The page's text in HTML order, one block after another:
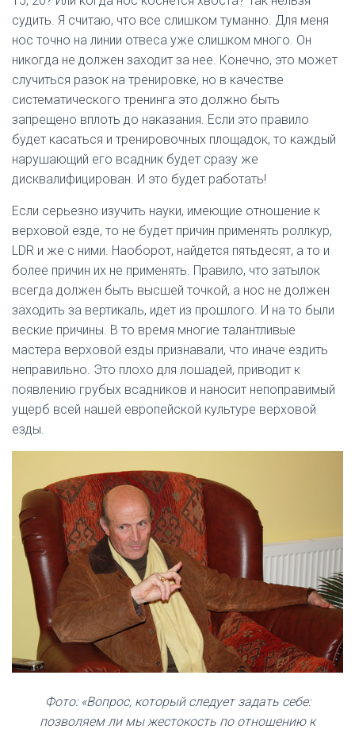
судить. Я считаю, что все слишком туманно. Для меня
нос точно на линии отвеса уже слишком много. Он
никогда не должен заходит за нее. Конечно, это может
случиться разок на тренировке, но в качестве
систематического тренинга это должно быть
запрещено вплоть до наказания. Если это правило
будет касаться и тренировочных площадок, то каждый
нарушающий его всадник будет сразу же
дисквалифицирован. И это будет работать!
Если серьезно изучить науки, имеющие отношение к
верховой езде, то не будет причин применять роллкур,
LDR и же с ними. Наоборот, найдется пятьдесят, а то и
более причин их не применять. Правило, что затылок
всегда должен быть высшей точкой, а нос не должен
заходить за вертикаль, идет из прошлого. И на то были
веские причины. В то время многие талантливые
мастера верховой езды признавали, что иначе ездить
неправильно. Это плохо для лошадей, приводит к
появлению грубых всадников и наносит непоправимый
ущерб всей нашей европейской культуре верховой
езды.
Фото: «Вопрос, который следует задать себе:
позволяем ли мы жестокость по отношению к